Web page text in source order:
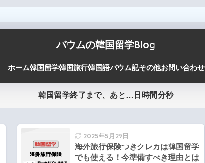
バウムの韓国留学Blog
ホーム韓国留学韓国旅行韓国語バウム記その他お問い合わせ
韓国留学終了まで、あと… 日 時間分秒
2025年5月29日
海外旅行保険つきクレカは韓国留学
でも使える！今準備すべき理由とは